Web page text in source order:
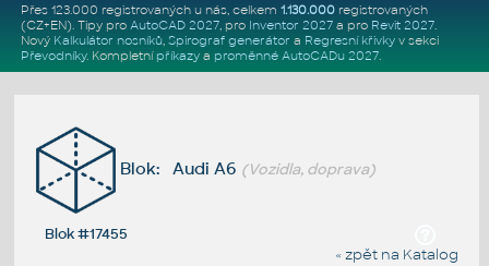
Přes 123.000 registrovaných u nás, celkem 1.130.000registrovaných
(CZ+EN). Tipy pro AutoCAD 2027, pro Inventor 2027a pro Revit 2027.
Nový Kalkulátor nosníků, Spirograf generátor a Regresní křivkyv sekci
Převodníky. Kompletní příkazya proměnné AutoCADu 2027.
Blok: Audi A6 (Vozidla, doprava)
Blok #17455
« zpět na Katalog